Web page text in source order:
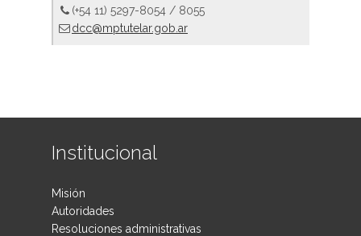
(+54 11) 5297-8054 / 8055
dcc@mptutelar.gob.ar
Institucional
Misión
Autoridades
Resoluciones administrativas